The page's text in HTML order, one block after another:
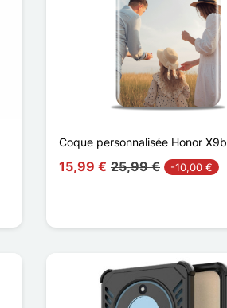
Coque personnalisée Honor X9b
15,99 € 25,99 € -10,00 €